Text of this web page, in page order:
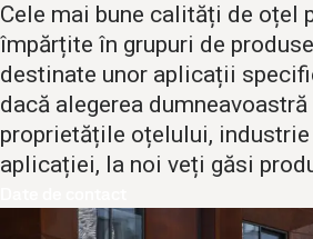
Cele mai bune calități de oțel
împărțite în grupuri de
destinate unor aplicații
dacă alegerea dumneavoastră
proprietățile oțelului,
aplicației, la noi veți găsi